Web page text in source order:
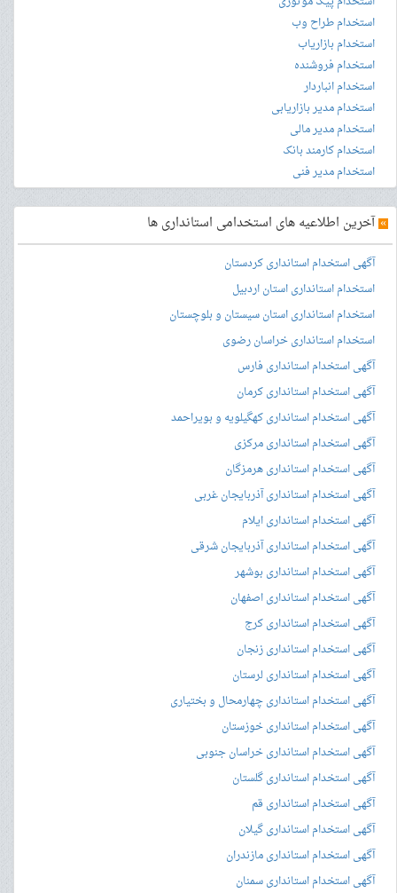
استخدام طراح وب
استخدام بازاریاب
استخدام فروشنده
استخدام انباردار
استخدام مدیر بازاریابی
استخدام مدیر مالی
استخدام کارمند بانک
استخدام مدیر فنی
»آخرین اطلاعیه های استخدامی استانداری ها
آگهی استخدام استانداری کردستان
استخدام استانداری استان اردبیل
استخدام استانداری استان سیستان و بلوچستان
استخدام استانداری خراسان رضوی
آگهی استخدام استانداری فارس
آگهی استخدام استانداری کرمان
آگهی استخدام استانداری کهگیلویه و بویراحمد
آگهی استخدام استانداری مرکزی
آگهی استخدام استانداری هرمزگان
آگهی استخدام استانداری آذربایجان غربی
آگهی استخدام استانداری ایلام
آگهی استخدام استانداری آذربایجان شرقی
آگهی استخدام استانداری بوشهر
آگهی استخدام استانداری اصفهان
آگهی استخدام استانداری کرج
آگهی استخدام استانداری زنجان
آگهی استخدام استانداری لرستان
آگهی استخدام استانداری چهارمحال و بختیاری
آگهی استخدام استانداری خوزستان
آگهی استخدام استانداری خراسان جنوبی
آگهی استخدام استانداری گلستان
آگهی استخدام استانداری قم
آگهی استخدام استانداری گیلان
آگهی استخدام استانداری مازندران
آگهی استخدام استانداری سمنان